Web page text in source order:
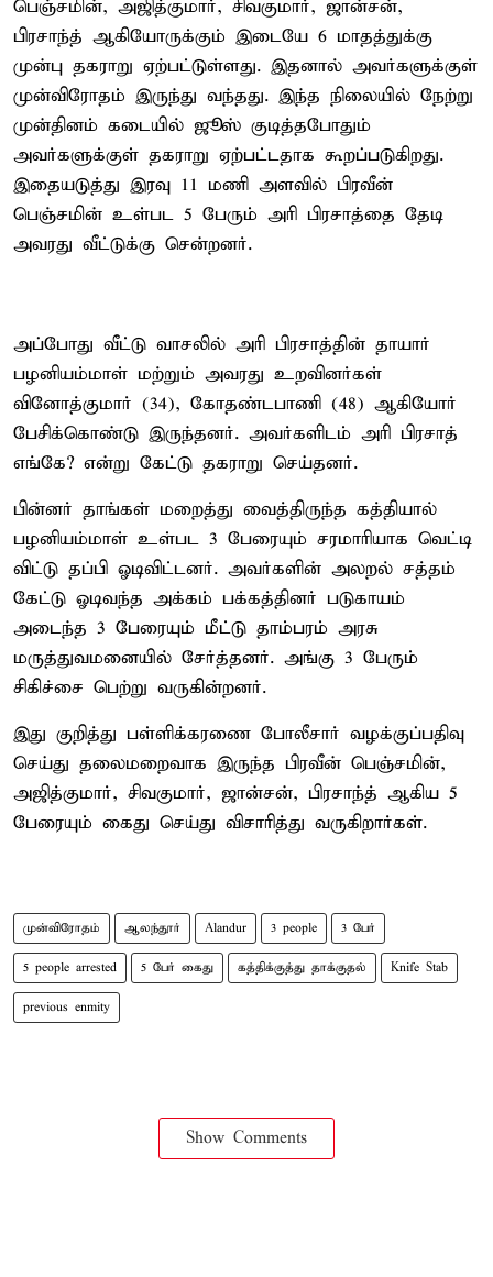
பெஞ்சமின், அஜித்குமார், சிவகுமார், ஜான்சன்,
பிரசாந்த் ஆகியோருக்கும் இடையே 6 மாதத்துக்கு
முன்பு தகராறு ஏற்பட்டுள்ளது. இதனால் அவர்களுக்குள்
முன்விரோதம் இருந்து வந்தது. இந்த நிலையில் நேற்று
முன்தினம் கடையில் ஜூஸ் குடித்தபோதும்
அவர்களுக்குள் தகராறு ஏற்பட்டதாக கூறப்படுகிறது.
இதையடுத்து இரவு 11 மணி அளவில் பிரவீன்
பெஞ்சமின் உள்பட 5 பேரும் அரி பிரசாத்தை தேடி
அவரது வீட்டுக்கு சென்றனர்.
அப்போது வீட்டு வாசலில் அரி பிரசாத்தின் தாயார்
பழனியம்மாள் மற்றும் அவரது உறவினர்கள்
வினோத்குமார் (34), கோதண்டபாணி (48) ஆகியோர்
பேசிக்கொண்டு இருந்தனர். அவர்களிடம் அரி பிரசாத்
எங்கே? என்று கேட்டு தகராறு செய்தனர்.
பின்னர் தாங்கள் மறைத்து வைத்திருந்த கத்தியால்
பழனியம்மாள் உள்பட 3 பேரையும் சரமாரியாக வெட்டி
விட்டு தப்பி ஓடிவிட்டனர். அவர்களின் அலறல் சத்தம்
கேட்டு ஓடிவந்த அக்கம் பக்கத்தினர் படுகாயம்
அடைந்த 3 பேரையும் மீட்டு தாம்பரம் அரசு
மருத்துவமனையில் சேர்த்தனர். அங்கு 3 பேரும்
சிகிச்சை பெற்று வருகின்றனர்.
இது குறித்து பள்ளிக்கரணை போலீசார் வழக்குப்பதிவு
செய்து தலைமறைவாக இருந்த பிரவீன் பெஞ்சமின்,
அஜித்குமார், சிவகுமார், ஜான்சன், பிரசாந்த் ஆகிய 5
பேரையும் கைது செய்து விசாரித்து வருகிறார்கள்.
முன்விரோதம் ஆலந்தூர் Alandur 3 people 3 பேர்
5 people arrested 5 பேர் கைது கத்திக்குத்து தாக்குதல் Knife Stab
previous enmity
Show Comments